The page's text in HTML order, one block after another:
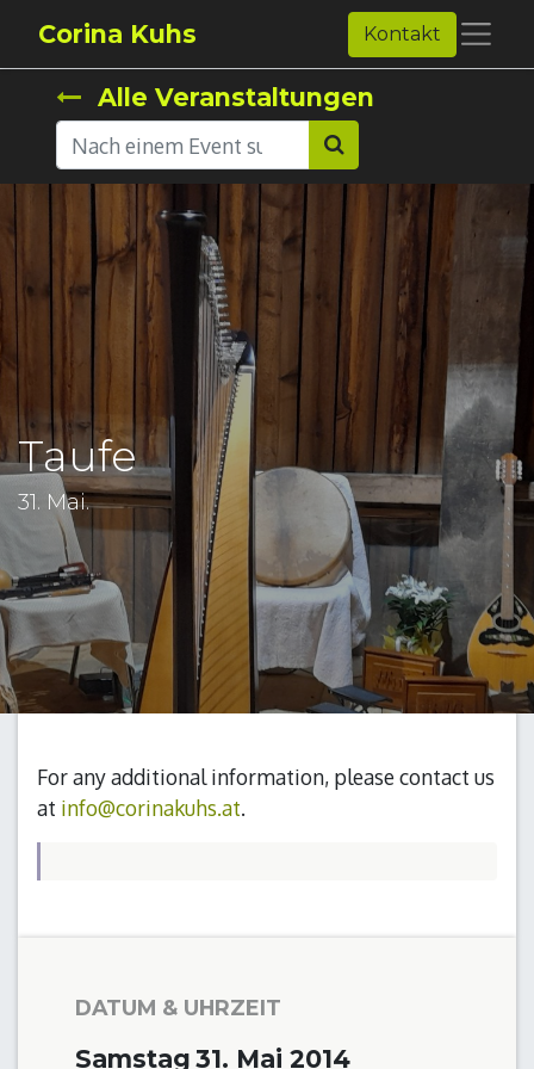
Corina Kuhs Kontakt
Alle Veranstaltungen
Taufe
31. Mai.
For any additional information, please contact us
at info@corinakuhs.at.
DATUM & UHRZEIT
Samstag 31. Mai 2014